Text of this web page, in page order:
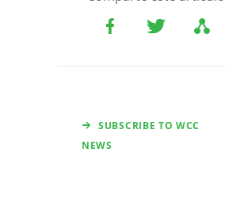
SUBSCRIBE TO WCC
NEWS